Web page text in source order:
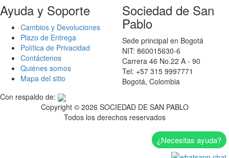
Ayuda y Soporte
Cambios y Devoluciones
Plazo de Entrega
Política de Privacidad
Contáctenos
Quiénes somos
Mapa del sitio
Sociedad de San
Pablo
Sede principal en Bogotá
NIT: 860015630-6
Carrera 46 No.22 A - 90
Tel: +57 315 9997771
Bogotá, Colombia
Con respaldo de:
Copyright © 2026 SOCIEDAD DE SAN PABLO
Todos los derechos reservados
¿Necesitas ayuda?